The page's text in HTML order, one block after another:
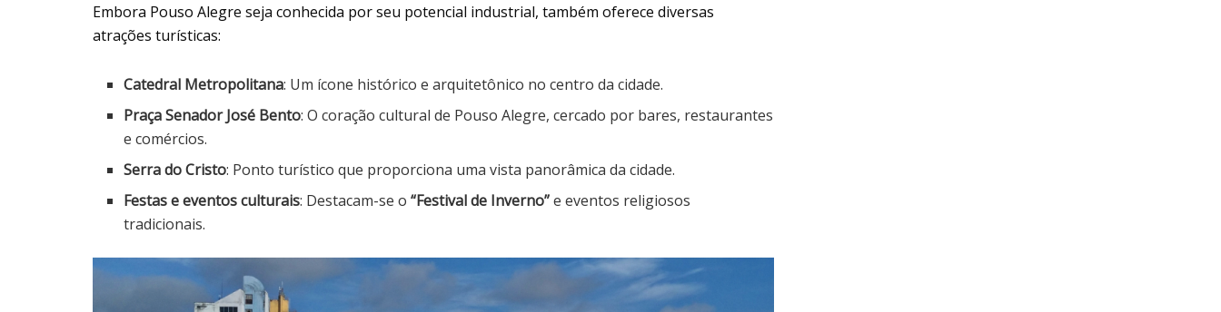
Embora Pouso Alegre seja conhecida por seu potencial industrial, também oferece diversas
atrações turísticas:
Catedral Metropolitana: Um ícone histórico e arquitetônico no centro da cidade.
Praça Senador José Bento: O coração cultural de Pouso Alegre, cercado por bares, restaurantes
e comércios.
Serra do Cristo: Ponto turístico que proporciona uma vista panorâmica da cidade.
Festas e eventos culturais: Destacam-se o“Festival de Inverno”e eventos religiosos
tradicionais.